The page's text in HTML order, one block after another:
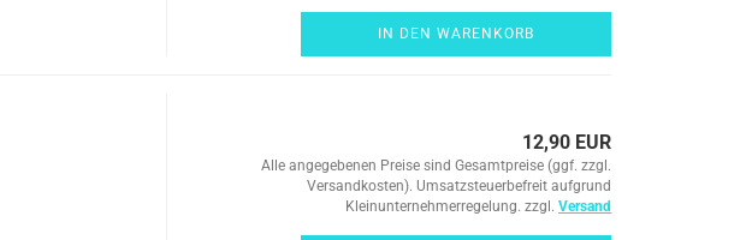
IN DEN WARENKORB
12,90 EUR
Alle angegebenen Preise sind Gesamtpreise (ggf. zzgl.
Versandkosten). Umsatzsteuerbefreit aufgrund
Kleinunternehmerregelung. zzgl. Versand